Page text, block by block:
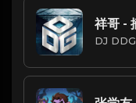
DJ DDG